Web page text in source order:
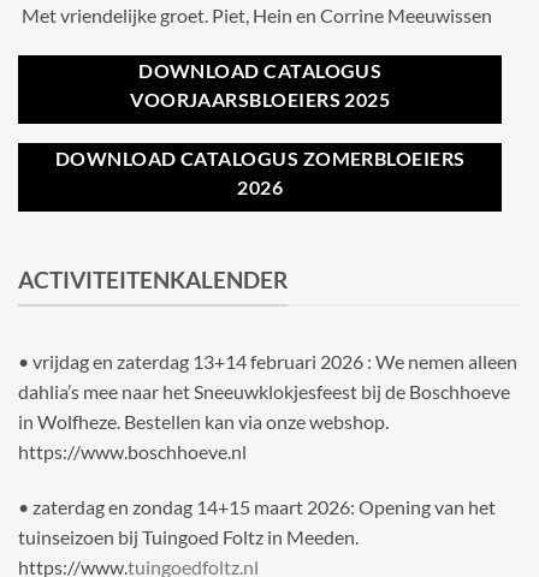
Met vriendelijke groet. Piet, Hein en Corrine Meeuwissen
DOWNLOAD CATALOGUS
VOORJAARSBLOEIERS 2025
DOWNLOAD CATALOGUS ZOMERBLOEIERS
2026
ACTIVITEITENKALENDER
• vrijdag en zaterdag 13+14 februari 2026 : We nemen alleen
dahlia’s mee naar het Sneeuwklokjesfeest bij de Boschhoeve
in Wolfheze. Bestellen kan via onze webshop.
https://www.boschhoeve.nl
• zaterdag en zondag 14+15 maart 2026: Opening van het
tuinseizoen bij Tuingoed Foltz in Meeden.
https://www.tuingoedfoltz.nl